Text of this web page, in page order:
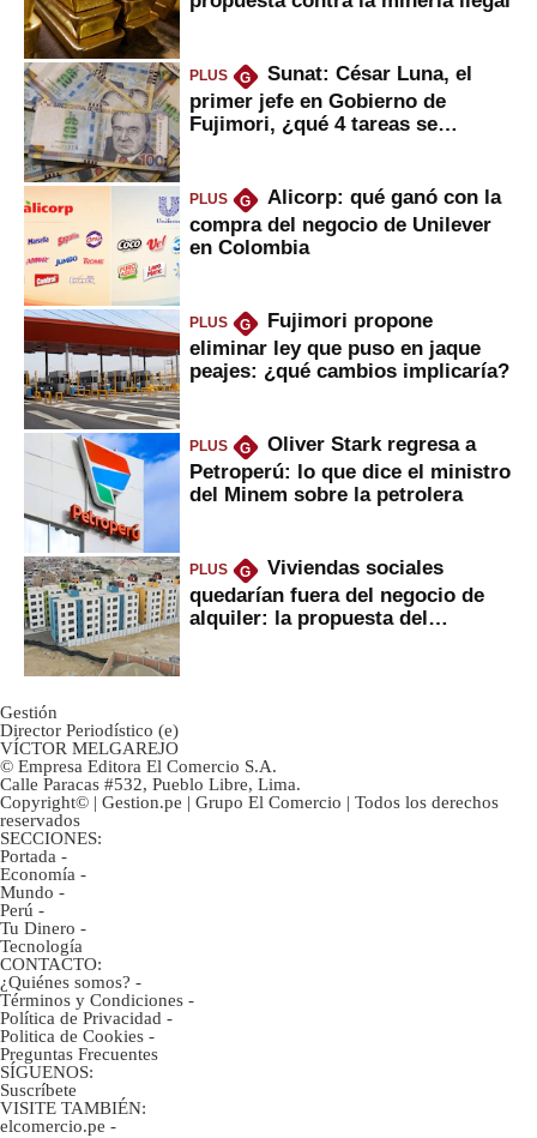
PLUS G
Sunat: César Luna, el
primer jefe en Gobierno de
Fujimori, ¿qué 4 tareas se
PLUS G
Alicorp: qué ganó con la
compra del negocio de Unilever
en Colombia
PLUS G
Fujimori propone
eliminar ley que puso en jaque
peajes: ¿qué cambios implicaría?
PLUS G
Oliver Stark regresa a
Petroperú: lo que dice el ministro
del Minem sobre la petrolera
PLUS G
Viviendas sociales
quedarían fuera del negocio de
alquiler: la propuesta del
Gestión
Director Periodístico (e)
VÍCTOR MELGAREJO
© Empresa Editora El Comercio S.A.
Calle Paracas #532, Pueblo Libre, Lima.
Copyright© | Gestion.pe | Grupo El Comercio | Todos los derechos
reservados
SECCIONES:
Portada -
Economía -
Mundo -
Perú -
Tu Dinero -
Tecnología
CONTACTO:
¿Quiénes somos? -
Términos y Condiciones -
Política de Privacidad -
Politica de Cookies -
Preguntas Frecuentes
SÍGUENOS:
Suscríbete
VISITE TAMBIÉN:
elcomercio.pe -